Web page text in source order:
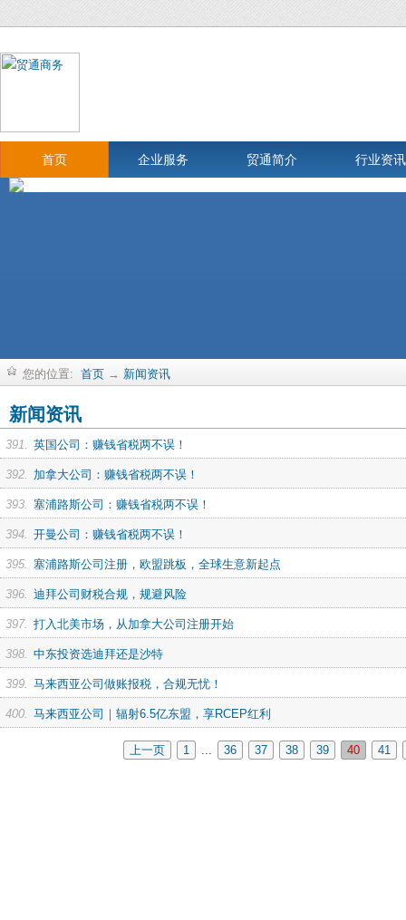
首页 企业服务 贸通简介 行业资讯
您的位置: 首页 → 新闻资讯
新闻资讯
391. 英国公司：赚钱省税两不误！
392. 加拿大公司：赚钱省税两不误！
393. 塞浦路斯公司：赚钱省税两不误！
394. 开曼公司：赚钱省税两不误！
395. 塞浦路斯公司注册，欧盟跳板，全球生意新起点
396. 迪拜公司财税合规，规避风险
397. 打入北美市场，从加拿大公司注册开始
398. 中东投资选迪拜还是沙特
399. 马来西亚公司做账报税，合规无忧！
400. 马来西亚公司｜辐射6.5亿东盟，享RCEP红利
上一页 1 ... 36 37 38 39 40 41